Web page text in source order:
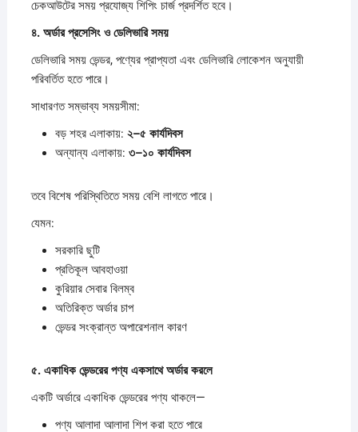
চেকআউটের সময় প্রযোজ্য শিপিং চার্জ প্রদর্শিত হবে।
৪. অর্ডারপ্রসেসিং ওডেলিভারিসময়
ডেলিভারি সময় ভেন্ডর, পণ্যের প্রাপ্যতা এবং ডেলিভারি লোকেশন অনুযায়ী
পরিবর্তিত হতে পারে।
সাধারণত সম্ভাব্য সময়সীমা:
বড় শহর এলাকায়: ২–৫ কার্যদিবস
অন্যান্য এলাকায়: ৩–১০ কার্যদিবস
তবে বিশেষ পরিস্থিতিতে সময় বেশি লাগতে পারে।
যেমন:
সরকারি ছুটি
প্রতিকূল আবহাওয়া
কুরিয়ার সেবার বিলম্ব
অতিরিক্ত অর্ডার চাপ
ভেন্ডর সংক্রান্ত অপারেশনাল কারণ
৫. একাধিকভেন্ডরেরপণ্যএকসাথেঅর্ডারকরলে
একটি অর্ডারে একাধিক ভেন্ডরের পণ্য থাকলে—
পণ্য আলাদা আলাদা শিপ করা হতে পারে